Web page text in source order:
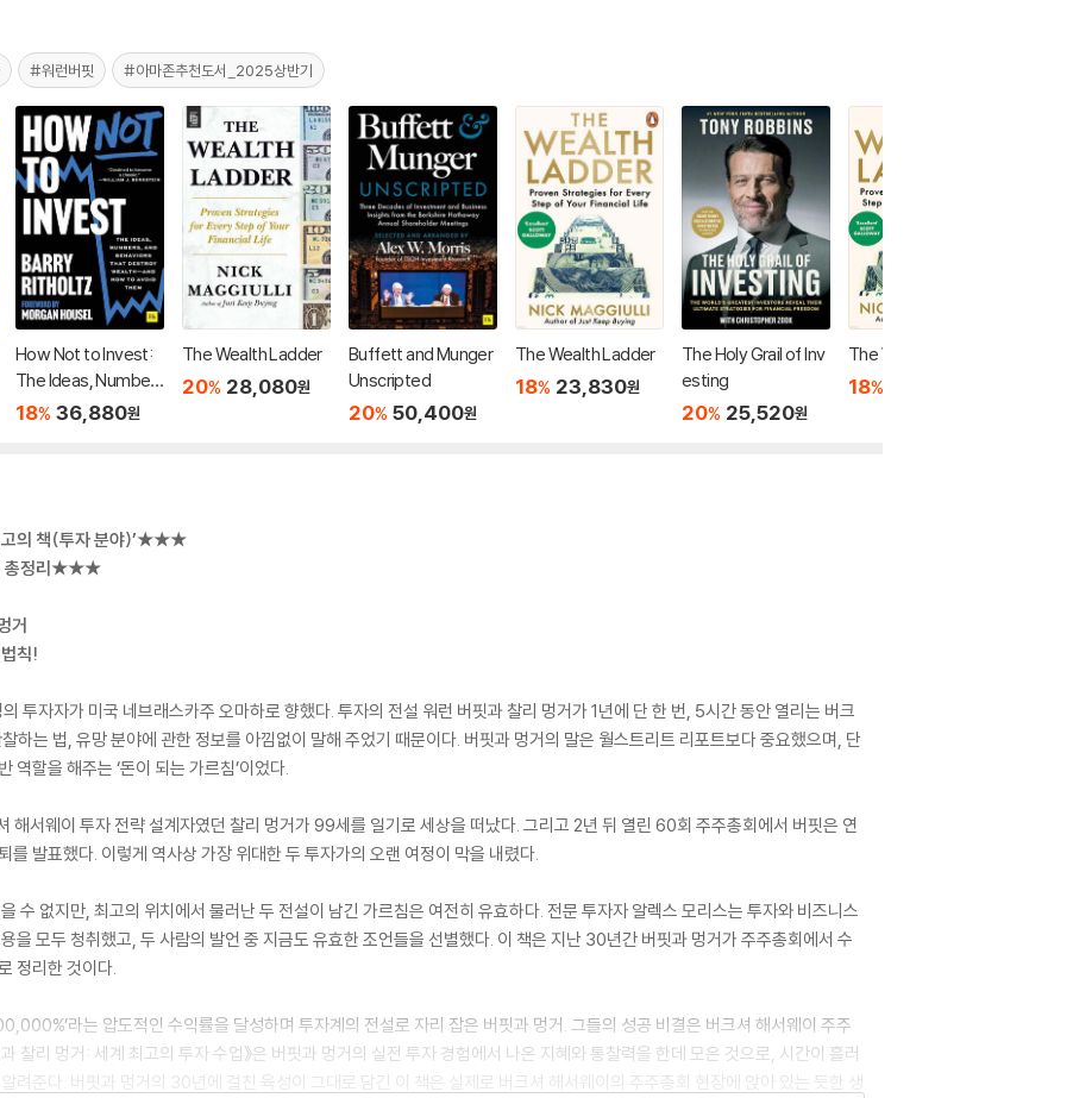
#워런버핏 #아마존추천도서_2025상반기
How Not to Invest:
The Ideas, Number
s, and Behaviors Th
18% 36,880원
The Wealth Ladder
20% 28,080원
Buffett and Munger
Unscripted
20% 50,400원
The Wealth Ladder
18% 23,830원
The Holy Grail of Inv
esting
20% 25,520원
The Wealth Ladder
18%
의 책(투자 분야)’★★★
총정리★★★
거
칙!
투자자가 미국 네브래스카주 오마하로 향했다. 투자의 전설 워런 버핏과 찰리 멍거가 1년에 단 한 번, 5시간 동안 열리는 버크
하는 법, 유망 분야에 관한 정보를 아낌없이 말해 주었기 때문이다. 버핏과 멍거의 말은 월스트리트 리포트보다 중요했으며, 단
역할을 해주는 ‘돈이 되는 가르침’이었다.
해서웨이 투자 전략 설계자였던 찰리 멍거가 99세를 일기로 세상을 떠났다. 그리고 2년 뒤 열린 60회 주주총회에서 버핏은 연
발표했다. 이렇게 역사상 가장 위대한 두 투자가의 오랜 여정이 막을 내렸다.
수 없지만, 최고의 위치에서 물러난 두 전설이 남긴 가르침은 여전히 유효하다. 전문 투자자 알렉스 모리스는 투자와 비즈니스
을 모두 청취했고, 두 사람의 발언 중 지금도 유효한 조언들을 선별했다. 이 책은 지난 30년간 버핏과 멍거가 주주총회에서 수
정리한 것이다.
라는 압도적인 수익률을 달성하며 투자계의 전설로 자리 잡은 버핏과 멍거. 그들의 성공 비결은 버크셔 해서웨이 주주
찰리 멍거: 세계 최고의 투자 수업》은 버핏과 멍거의 실전 투자 경험에서 나온 지혜와 통찰력을 한데 모은 것으로, 시간이 흘러
려준다. 버핏과 멍거의 30년에 걸친 육성이 그대로 담긴 이 책은 실제로 버크셔 해서웨이의 주주총회 현장에 앉아 있는 듯한 생